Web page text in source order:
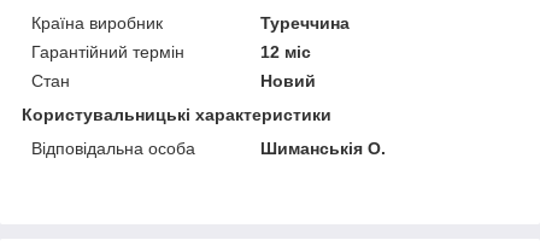
Країна виробник
Туреччина
Гарантійний термін
12 міс
Стан
Новий
Користувальницькі характеристики
Відповідальна особа
Шиманськія О.